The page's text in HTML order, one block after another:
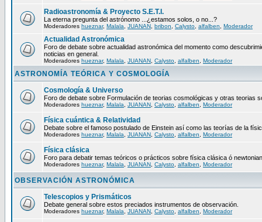
Radioastronomía & Proyecto S.E.T.I.
La eterna pregunta del astrónomo ...¿estamos solos, o no...?
Moderadores hueznar, Malala JUANAN bribon Calysto alfalben Moderador
Actualidad Astronómica
Foro de debate sobre actualidad astronómica del momento como
noticias en general.
Moderadores hueznar, Malala JUANAN Calysto alfalben Moderador
ASTRONOMÍA TEÓRICA Y COSMOLOGÍA
Cosmología & Universo
Foro de debate sobre Formulación de teorias cosmológicas y otras teorias
Moderadores hueznar, Malala JUANAN Calysto alfalben Moderador
Física cuántica & Relatividad
Debate sobre el famoso postulado de Einstein así como las teorías de la
Moderadores hueznar, Malala JUANAN Calysto alfalben Moderador
Física clásica
Foro para debatir temas teóricos o prácticos sobre física clásica ó
Moderadores hueznar, Malala JUANAN Calysto alfalben Moderador
OBSERVACIÓN ASTRONÓMICA
Telescopios y Prismáticos
Debate general sobre estos preciados instrumentos de observación.
Moderadores hueznar, Malala JUANAN Calysto alfalben Moderador